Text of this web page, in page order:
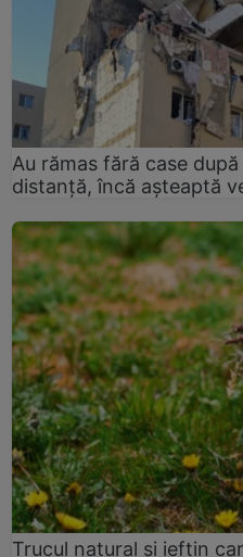
Au rămas fără case
distanță, încă așteaptă
Trucul natural și ieftin